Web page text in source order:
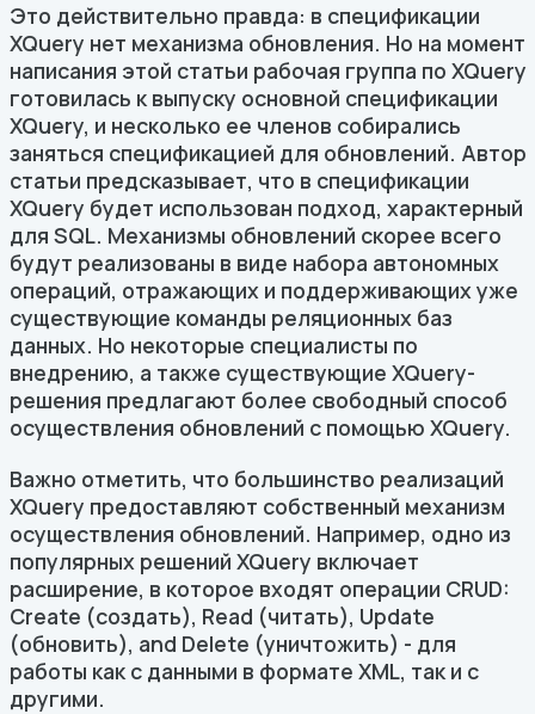
Это действительно правда: в спецификации
XQuery нет механизма обновления. Но на момент
написания этой статьи рабочая группа по XQuery
готовилась к выпуску основной спецификации
XQuery, и несколько ее членов собирались
заняться спецификацией для обновлений. Автор
статьи предсказывает, что в спецификации
XQuery будет использован подход, характерный
для SQL. Механизмы обновлений скорее всего
будут реализованы в виде набора автономных
операций, отражающих и поддерживающих уже
существующие команды реляционных баз
данных. Но некоторые специалисты по
внедрению, а также существующие XQuery-
решения предлагают более свободный способ
осуществления обновлений с помощью XQuery.
Важно отметить, что большинство реализаций
XQuery предоставляют собственный механизм
осуществления обновлений. Например, одно из
популярных решений XQuery включает
расширение, в которое входят операции CRUD:
Create (создать), Read (читать), Update
(обновить), and Delete (уничтожить) - для
работы как с данными в формате XML, так и с
другими.